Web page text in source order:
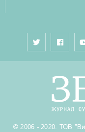
© 2006 - 2020. ТОВ